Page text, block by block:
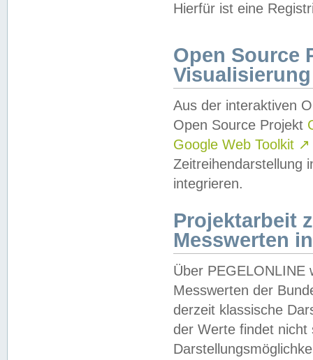
Hierfür ist eine
Open Source
Visualisierung
Aus der interaktiven
Open Source Projekt
Google Web Toolkit ↗
Zeitreihendarstellung
integrieren.
Projektarbeit
Messwerten
Über PEGELONLINE
Messwerten der
derzeit klassische
der Werte findet